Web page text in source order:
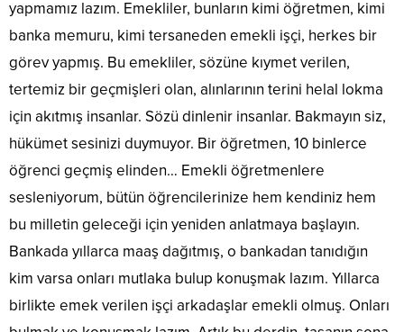
yapmamız lazım. Emekliler, bunların kimi öğretmen, kimi
banka memuru, kimi tersaneden emekli işçi, herkes bir
görev yapmış. Bu emekliler, sözüne kıymet verilen,
tertemiz bir geçmişleri olan, alınlarının terini helal lokma
için akıtmış insanlar. Sözü dinlenir insanlar. Bakmayın siz,
hükümet sesinizi duymuyor. Bir öğretmen, 10 binlerce
öğrenci geçmiş elinden… Emekli öğretmenlere
sesleniyorum, bütün öğrencilerinize hem kendiniz hem
bu milletin geleceği için yeniden anlatmaya başlayın.
Bankada yıllarca maaş dağıtmış, o bankadan tanıdığın
kim varsa onları mutlaka bulup konuşmak lazım. Yıllarca
birlikte emek verilen işçi arkadaşlar emekli olmuş. Onları